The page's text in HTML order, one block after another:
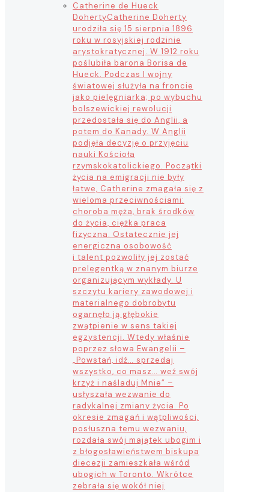
Catherine de Hueck
DohertyCatherine Doherty
urodziła się 15 sierpnia 1896
roku w rosyjskiej rodzinie
arystokratycznej. W 1912 roku
poślubiła barona Borisa de
Hueck. Podczas I wojny
światowej służyła na froncie
jako pielęgniarka; po wybuchu
bolszewickiej rewolucji
przedostała się do Anglii, a
potem do Kanady. W Anglii
podjęła decyzję o przyjęciu
nauki Kościoła
rzymskokatolickiego. Początki
życia na emigracji nie były
łatwe, Catherine zmagała się z
wieloma przeciwnościami:
choroba męża, brak środków
do życia, ciężka praca
fizyczna. Ostatecznie jej
energiczna osobowość
i talent pozwoliły jej zostać
prelegentką w znanym biurze
organizującym wykłady. U
szczytu kariery zawodowej i
materialnego dobrobytu
ogarnęło ją głębokie
zwątpienie w sens takiej
egzystencji. Wtedy właśnie
poprzez słowa Ewangelii –
„Powstań, idź… sprzedaj
wszystko, co masz… weź swój
krzyż i naśladuj Mnie” –
usłyszała wezwanie do
radykalnej zmiany życia. Po
okresie zmagań i wątpliwości,
posłuszna temu wezwaniu,
rozdała swój majątek ubogim i
z błogosławieństwem biskupa
diecezji zamieszkała wśród
ubogich w Toronto. Wkrótce
zebrała się wokół niej